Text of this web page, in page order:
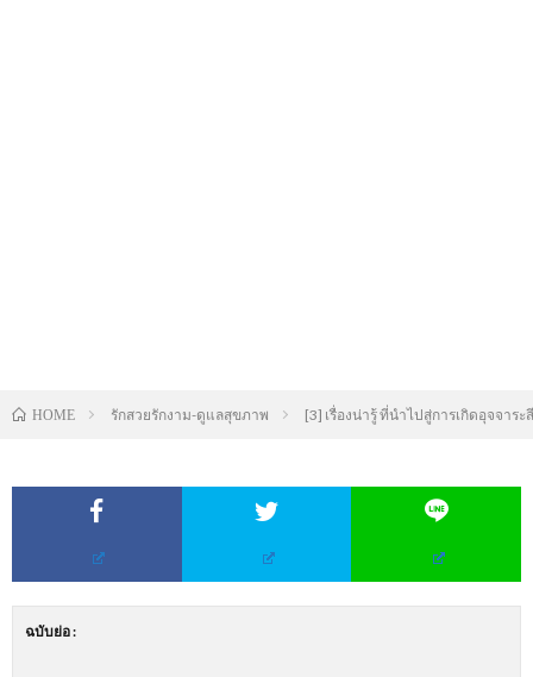
HOME รักสวยรักงาม-ดูแลสุขภาพ [3] เรื่องน่ารู้ ที่นำไปสู่การเกิดอุจจาร
ฉบับย่อ: